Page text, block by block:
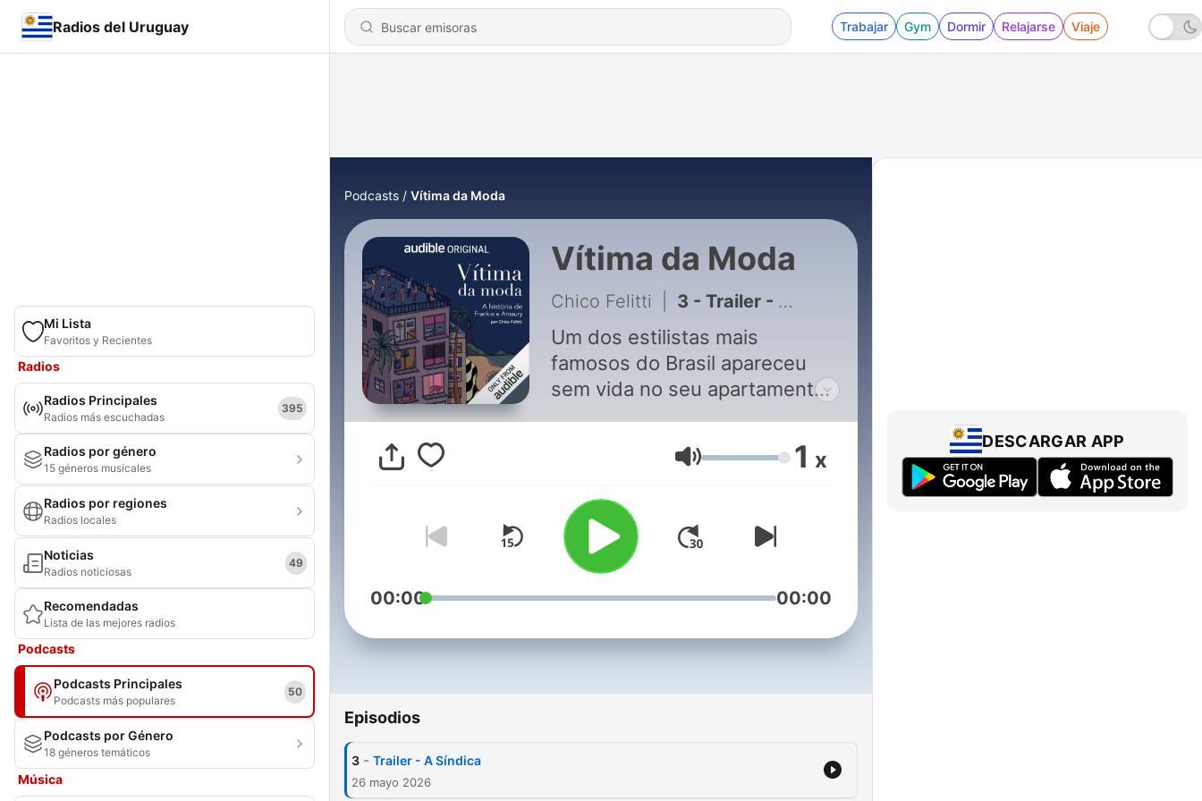
Radios del Uruguay Trabajar Gym Dormir Relajarse Viaje
Mi Lista
Favoritos y Recientes
Radios
Radios Principales
Radios más escuchadas
395
Radios por género
15 géneros musicales
Radios por regiones
Radios locales
Noticias
Radios noticiosas
49
Recomendadas
Lista de las mejores radios
Podcasts
Podcasts Principales
Podcasts más populares
50
Podcasts por Género
18 géneros temáticos
Música
Podcasts Vítima da Moda
Vítima da Moda
Chico Felitti 3 - Trailer - A Síndica
Um dos estilistas mais
famosos do Brasil apareceu
sem vida no seu apartamento
Amaury Veras era sócio e o
amor da vida de Frankie
fundaram a FrankieAmaury,
grife de roupas de couro que
conquistou os cariocas. A
marca teve uma história cheia
glamour. Mas também cheia de
uma investigação de Chico
Volumen 1 x
00:00 00:00
Episodios
3 - Trailer - A Síndica
26 mayo 2026
DESCARGAR APP